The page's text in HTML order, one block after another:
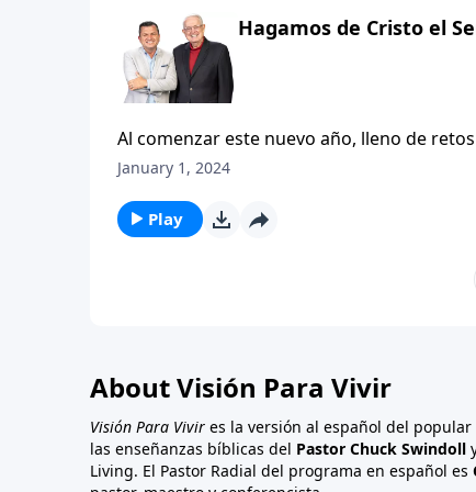
Hagamos de Cristo el
Al comenzar este nuevo año, lleno de
planes, estrategias y propósitos ¿No es
completamente en nuestra agenda.
January 1, 2024
Play
About Visión Para Vivir
Visión Para Vivir es la versión al español del
las enseñanzas bíblicas del Pastor Chuck Swindoll
Living. El Pastor Radial del programa en español es